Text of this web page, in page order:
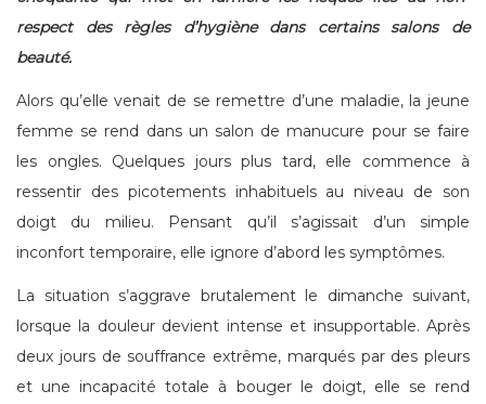
respect des règles d’hygiène dans certains salons de
beauté.
Alors qu’elle venait de se remettre d’une maladie, la jeune
femme se rend dans un salon de manucure pour se faire
les ongles. Quelques jours plus tard, elle commence à
ressentir des picotements inhabituels au niveau de son
doigt du milieu. Pensant qu’il s’agissait d’un simple
inconfort temporaire, elle ignore d’abord les symptômes.
La situation s’aggrave brutalement le dimanche suivant,
lorsque la douleur devient intense et insupportable. Après
deux jours de souffrance extrême, marqués par des pleurs
et une incapacité totale à bouger le doigt, elle se rend